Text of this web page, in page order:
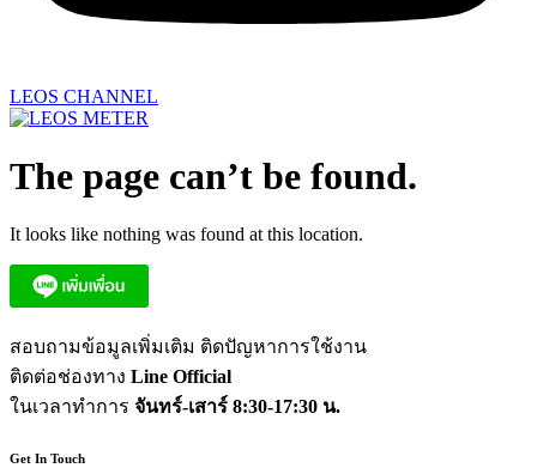
LEOS CHANNEL
The page can’t be found.
It looks like nothing was found at this location.
สอบถามข้อมูลเพิ่มเติม ติดปัญหาการใช้งาน
ติดต่อช่องทาง Line Official
ในเวลาทำการ จันทร์-เสาร์ 8:30-17:30 น.
Get In Touch